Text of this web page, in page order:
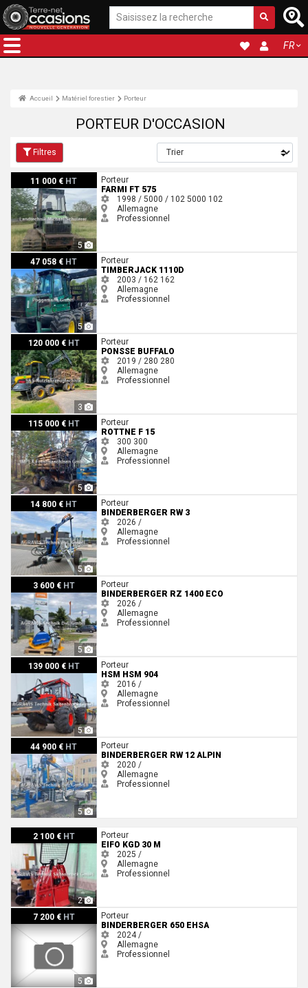
FR
Accueil Matériel forestier Porteur
PORTEUR D'OCCASION
Filtres
11 000 € HT
5
Farmi FT 575
Porteur
FARMI FT 575
1998 / 5000 / 102 5000 102
Allemagne
Professionnel
47 058 € HT
5
Timberjack 1110D
Porteur
TIMBERJACK 1110D
2003 / 162 162
Allemagne
Professionnel
120 000 € HT
3
Ponsse Buffalo
Porteur
PONSSE BUFFALO
2019 / 280 280
Allemagne
Professionnel
115 000 € HT
5
Rottne F 15
Porteur
ROTTNE F 15
300 300
Allemagne
Professionnel
14 800 € HT
5
Binderberger RW 3
Porteur
BINDERBERGER RW 3
2026 /
Allemagne
Professionnel
3 600 € HT
5
Binderberger RZ 1400 ECOPorteur
BINDERBERGER RZ 1400 ECO
2026 /
Allemagne
Professionnel
139 000 € HT
5
HSM HSM 904
Porteur
HSM HSM 904
2016 /
Allemagne
Professionnel
44 900 € HT
5
Binderberger RW 12 ALPINPorteur
BINDERBERGER RW 12 ALPIN
2020 /
Allemagne
Professionnel
2 100 € HT
2
EiFo KGD 30 M
Porteur
EIFO KGD 30 M
2025 /
Allemagne
Professionnel
7 200 € HT
5
Binderberger 650 EHSA
Porteur
BINDERBERGER 650 EHSA
2024 /
Allemagne
Professionnel